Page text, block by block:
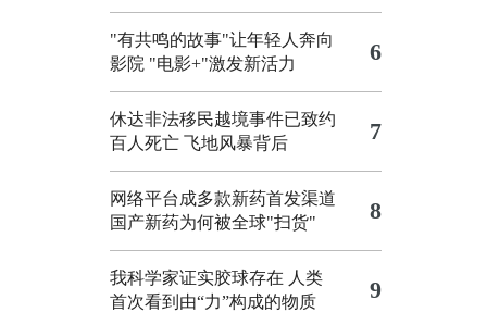
"有共鸣的故事"让年轻人奔向
影院 "电影+"激发新活力 6
休达非法移民越境事件已致约
百人死亡 飞地风暴背后 7
网络平台成多款新药首发渠道
国产新药为何被全球"扫货"
8
我科学家证实胶球存在 人类
首次看到由“力”构成的物质
9